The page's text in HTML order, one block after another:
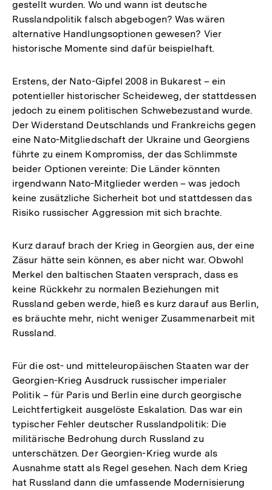
gestellt wurden. Wo und wann ist deutsche
Russlandpolitik falsch abgebogen? Was wären
alternative Handlungsoptionen gewesen? Vier
historische Momente sind dafür beispielhaft.
Erstens, der Nato-Gipfel 2008 in Bukarest – ein
potentieller historischer Scheideweg, der stattdessen
jedoch zu einem politischen Schwebezustand wurde.
Der Widerstand Deutschlands und Frankreichs gegen
eine Nato-Mitgliedschaft der Ukraine und Georgiens
führte zu einem Kompromiss, der das Schlimmste
beider Optionen vereinte: Die Länder könnten
irgendwann Nato-Mitglieder werden – was jedoch
keine zusätzliche Sicherheit bot und stattdessen das
Risiko russischer Aggression mit sich brachte.
Kurz darauf brach der Krieg in Georgien aus, der eine
Zäsur hätte sein können, es aber nicht war. Obwohl
Merkel den baltischen Staaten versprach, dass es
keine Rückkehr zu normalen Beziehungen mit
Russland geben werde, hieß es kurz darauf aus Berlin,
es bräuchte mehr, nicht weniger Zusammenarbeit mit
Russland.
Für die ost- und mitteleuropäischen Staaten war der
Georgien-Krieg Ausdruck russischer imperialer
Politik – für Paris und Berlin eine durch georgische
Leichtfertigkeit ausgelöste Eskalation. Das war ein
typischer Fehler deutscher Russlandpolitik: Die
militärische Bedrohung durch Russland zu
unterschätzen. Der Georgien-Krieg wurde als
Ausnahme statt als Regel gesehen. Nach dem Krieg
hat Russland dann die umfassende Modernisierung